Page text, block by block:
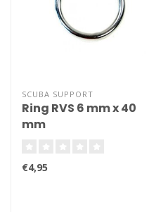
SCUBA SUPPORT
Ring RVS 6 mm x 40
mm
€4,95